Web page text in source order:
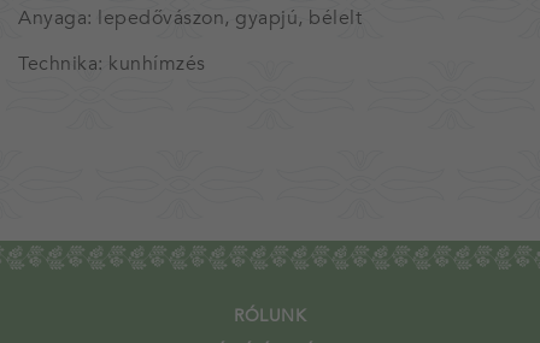
Anyaga: lepedővászon, gyapjú, bélelt
Technika: kunhímzés
RÓLUNK